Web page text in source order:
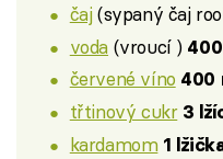
čaj(sypaný čaj
voda (vroucí )
červené víno 400
třtinový cukr 3
kardamom 1